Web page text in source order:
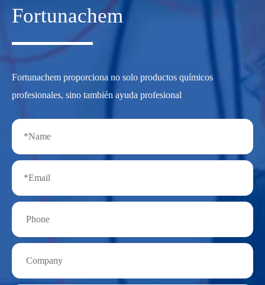
Fortunachem
Fortunachem proporciona no solo productos químicos
profesionales, sino también ayuda profesional